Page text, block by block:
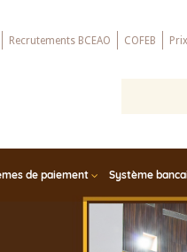
Recrutements BCEAO COFEB
de paiement Système